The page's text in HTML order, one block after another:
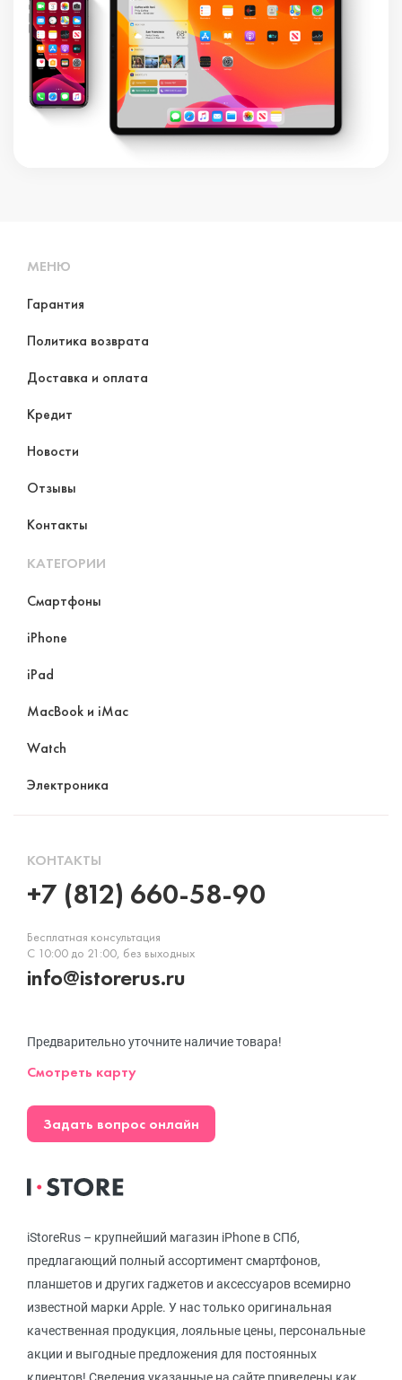
iStoreRus – крупнейший магазин iPhone в СПб,
предлагающий полный ассортимент смартфонов,
планшетов и других гаджетов и аксессуаров всемирно
известной марки Apple. У нас только оригинальная
качественная продукция, лояльные цены, персональные
акции и выгодные предложения для постоянных
МЕНЮ
Гарантия
Политика возврата
Доставка и оплата
Кредит
Новости
Отзывы
Контакты
КАТЕГОРИИ
Смартфоны
iPhone
iPad
MacBook и iMac
Watch
Электроника
КОНТАКТЫ
+7 (812) 660-58-90
Бесплатная консультация
С 10:00 до 21:00, без выходных
info@istorerus.ru
Предварительно уточните наличие товара!
Смотреть карту
Задать вопрос онлайн